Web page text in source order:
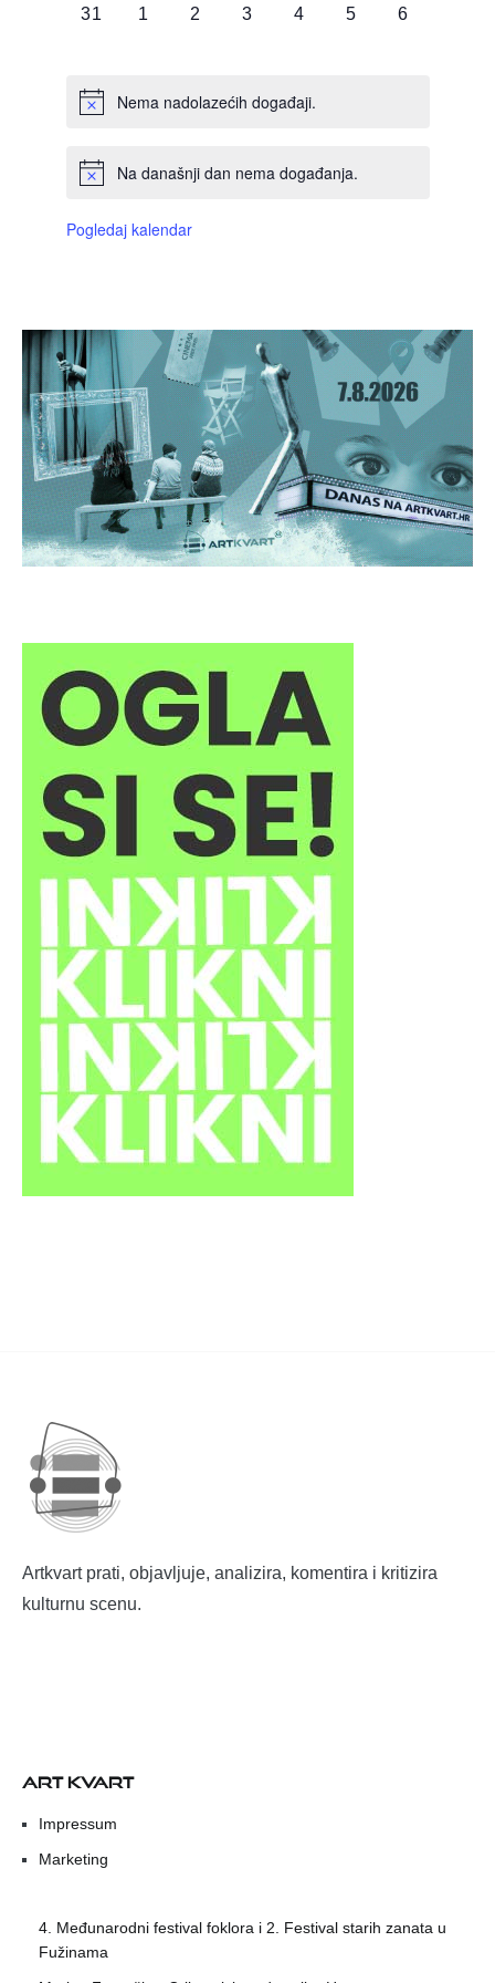
0
31
0
1
0
2
0
3
0
4
0
5
0
6
Nema nadolazećih događaji.
Na današnji dan nema događanja.
Pogledaj kalendar
Artkvart prati, objavljuje, analizira, komentira i kritizira
kulturnu scenu.
ART KVART
Impressum
Marketing
4. Međunarodni festival foklora i 2. Festival starih zanata u
Fužinama